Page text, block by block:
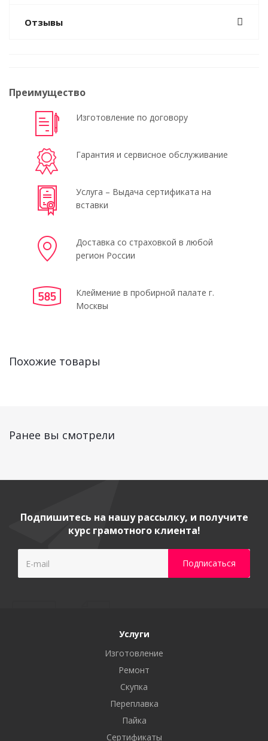
Отзывы
Преимущество
Изготовление по договору
Гарантия и сервисное обслуживание
Услуга – Выдача сертификата на
вставки
Доставка со страховкой в любой
регион России
Клеймение в пробирной палате г.
Москвы
Похожие товары
Ранее вы смотрели
Подпишитесь на нашу рассылку, и получите
курс грамотного клиента!
Услуги
Изготовление
Ремонт
Скупка
Переплавка
Пайка
Сертификаты